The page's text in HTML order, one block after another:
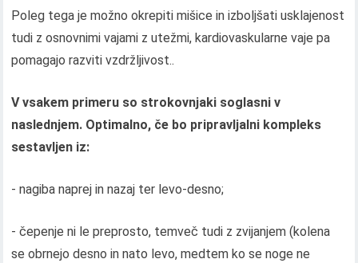
Poleg tega je možno okrepiti mišice in izboljšati usklajenost
tudi z osnovnimi vajami z utežmi, kardiovaskularne vaje pa
pomagajo razviti vzdržljivost..
V vsakem primeru so strokovnjaki soglasni v
naslednjem. Optimalno, če bo pripravljalni kompleks
sestavljen iz:
- nagiba naprej in nazaj ter levo-desno;
- čepenje ni le preprosto, temveč tudi z zvijanjem (kolena
se obrnejo desno in nato levo, medtem ko se noge ne